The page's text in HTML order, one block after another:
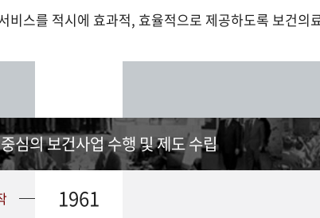
스를 적시에 효과적, 효율적으로 제공하도록 보건의
심의 보건사업 수행 및 제도 수립
1961